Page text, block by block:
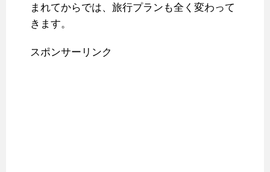
まれてからでは、旅行プランも全く変わって
きます。
スポンサーリンク